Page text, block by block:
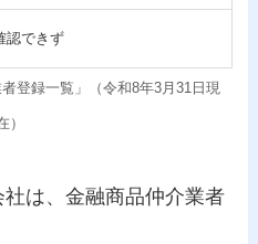
認できず
登録一覧」（令和8年3月31日現
）
は、金融商品仲介業者